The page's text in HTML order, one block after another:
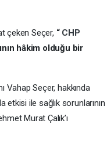
çeken Seçer, “ CHP
hâkim olduğu bir
Vahap Seçer, hakkında
ile sağlık sorunlarının
Murat Çalık’ı